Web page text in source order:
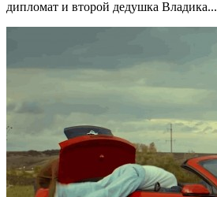
дипломат и второй дедушка Владика...